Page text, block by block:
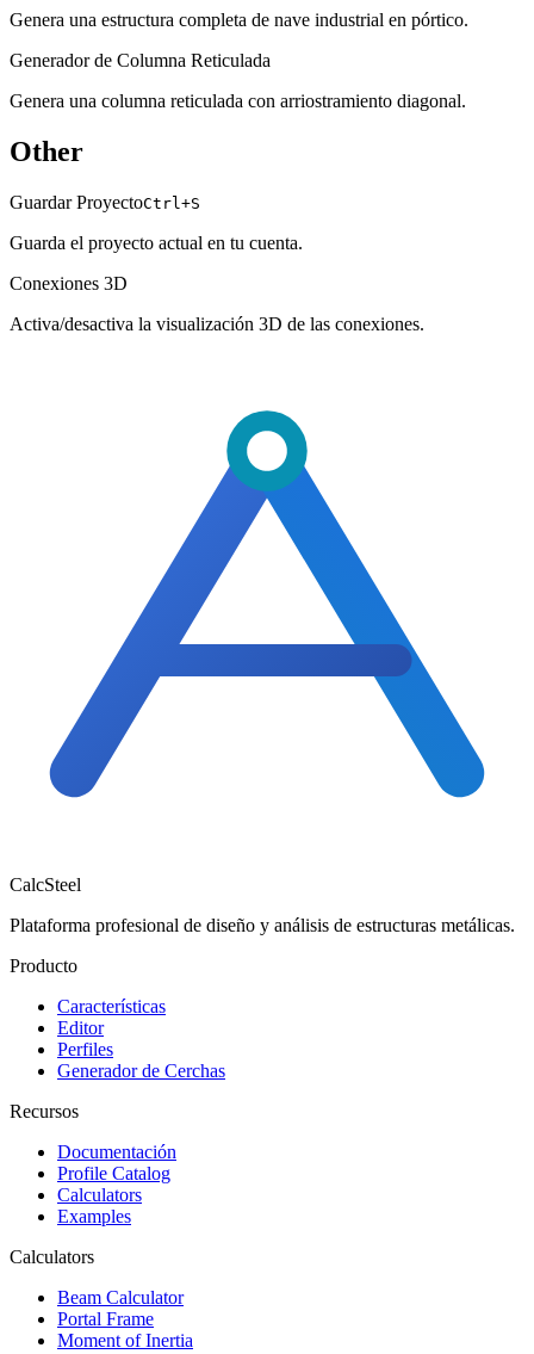
Genera una estructura completa de nave industrial en pórtico.
Generador de Columna Reticulada
Genera una columna reticulada con arriostramiento diagonal.
Other
Guardar ProyectoCtrl+S
Guarda el proyecto actual en tu cuenta.
Conexiones 3D
Activa/desactiva la visualización 3D de las conexiones.
CalcSteel
Plataforma profesional de diseño y análisis de estructuras metálicas.
Producto
Características
Editor
Perfiles
Generador de Cerchas
Recursos
Documentación
Profile Catalog
Calculators
Examples
Calculators
Beam Calculator
Portal Frame
Moment of Inertia